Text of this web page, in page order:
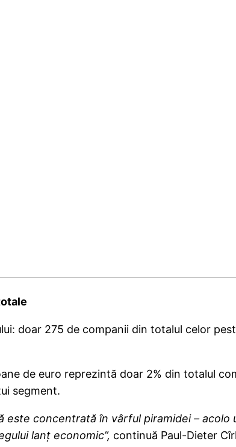
doar 275 de companii din totalul celor
de euro reprezintă doar 2% din totalul
segment.
este concentrată în vârful piramidei –
lanț economic”, continuă Paul-Dieter